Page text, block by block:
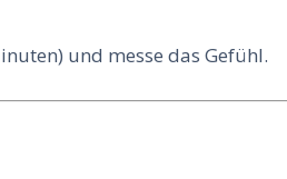
und messe das Gefühl.